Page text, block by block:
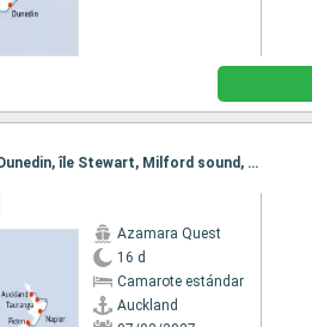
Itinerario : Auckland, Tauranga, Napier, Picton, Christchurch, Dunedin, île Stewart, Milford sound, Hobart, Melbourne, Eden, Sidney
Azamara Quest
16 d
Camarote estándar
Auckland